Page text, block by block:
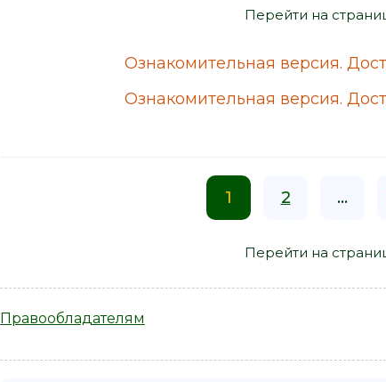
Перейти на
Ознакомительная версия.
Ознакомительная версия.
1 2 ...
Перейти на
Правообладателям